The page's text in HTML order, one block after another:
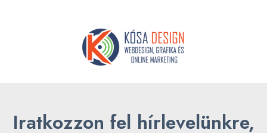
Iratkozzon fel hírlevelünkre,